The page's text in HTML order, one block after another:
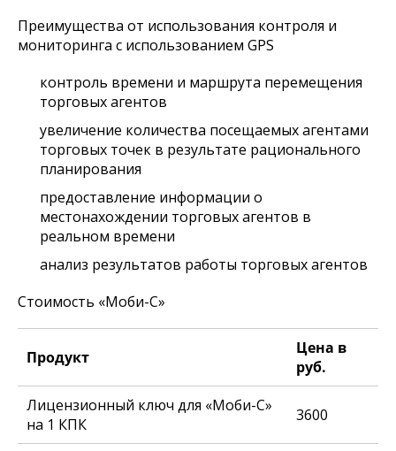
Преимущества от использования контроля и
мониторинга с использованием GPS
контроль времени и маршрута перемещения
торговых агентов
увеличение количества посещаемых агентами
торговых точек в результате рационального
планирования
предоставление информации о
местонахождении торговых агентов в
реальном времени
анализ результатов работы торговых агентов
Стоимость «Моби-С»
Продукт
Цена в
руб.
Лицензионный ключ для «Моби-С»
на 1 КПК
3600